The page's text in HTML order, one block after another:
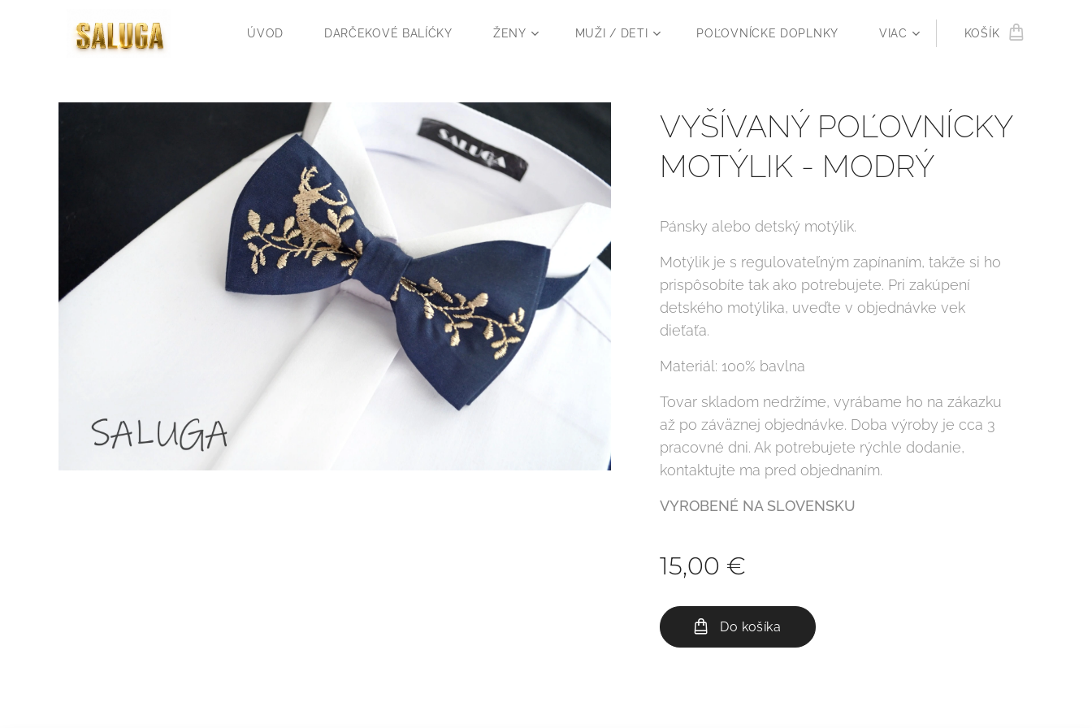
ÚVOD DARČEKOVÉ BALÍĆKY ŽENY MUŽI / DETI POĽOVNÍCKE DOPLNKY VIAC KOŠÍK
VYŠÍVANÝ POĽOVNÍCKY
MOTÝLIK - MODRÝ
Pánsky alebo detský motýlik.
Motýlik je s regulovateľným zapínaním, takže si ho
prispôsobíte tak ako potrebujete. Pri zakúpení
detského motýlika, uveďte v objednávke vek
dieťaťa.
Materiál: 100% bavlna
Tovar skladom nedržíme, vyrábame ho na zákazku
až po záväznej objednávke. Doba výroby je cca 3
pracovné dni. Ak potrebujete rýchle dodanie,
kontaktujte ma pred objednaním.
VYROBENÉ NA SLOVENSKU
15,00 €
Do košíka